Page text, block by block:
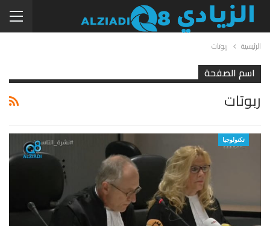
الرئيسية ربوتات
اسم الصفحة
ربوتات
تكنولوجيا